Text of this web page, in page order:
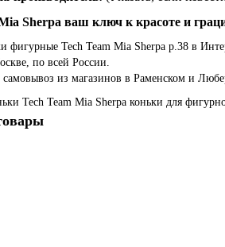
Sherpa ваш ключ к красоте и
фигурные Tech Team Mia Sherpa р.38 в
по всей России.
самовывоз из магазинов в Раменском и
Tech Team Mia Sherpa коньки для